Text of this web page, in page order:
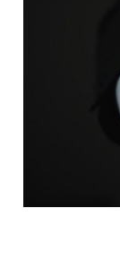
Número de
Número de baños
Número de